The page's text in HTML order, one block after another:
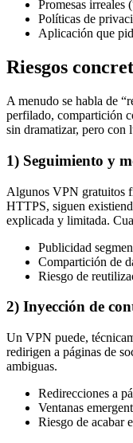
Promesas irreales
Políticas de
Aplicación que
Riesgos
A menudo se habla de
perfilado, compartición
sin dramatizar, pero con
1) Seguimiento y
Algunos VPN gratuitos
HTTPS, siguen
explicada y limitada.
Publicidad
Compartición de
Riesgo de
2) Inyección de
Un VPN puede,
redirigen a páginas de
ambiguas.
Redirecciones a
Ventanas
Riesgo de acabar